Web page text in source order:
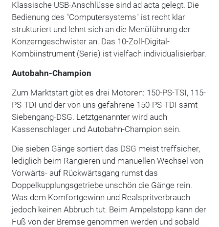
Klassische USB-Anschlüsse sind ad acta gelegt. Die
Bedienung des "Computersystems" ist recht klar
strukturiert und lehnt sich an die Menüführung der
Konzerngeschwister an. Das 10-Zoll-Digital-
Kombiinstrument (Serie) ist vielfach individualisierbar.
Autobahn-Champion
Zum Marktstart gibt es drei Motoren: 150-PS-TSI, 115-
PS-TDI und der von uns gefahrene 150-PS-TDI samt
Siebengang-DSG. Letztgenannter wird auch
Kassenschlager und Autobahn-Champion sein.
Die sieben Gänge sortiert das DSG meist treffsicher,
lediglich beim Rangieren und manuellen Wechsel von
Vorwärts- auf Rückwärtsgang rumst das
Doppelkupplungsgetriebe unschön die Gänge rein.
Was dem Komfortgewinn und Realspritverbrauch
jedoch keinen Abbruch tut. Beim Ampelstopp kann der
Fuß von der Bremse genommen werden und sobald